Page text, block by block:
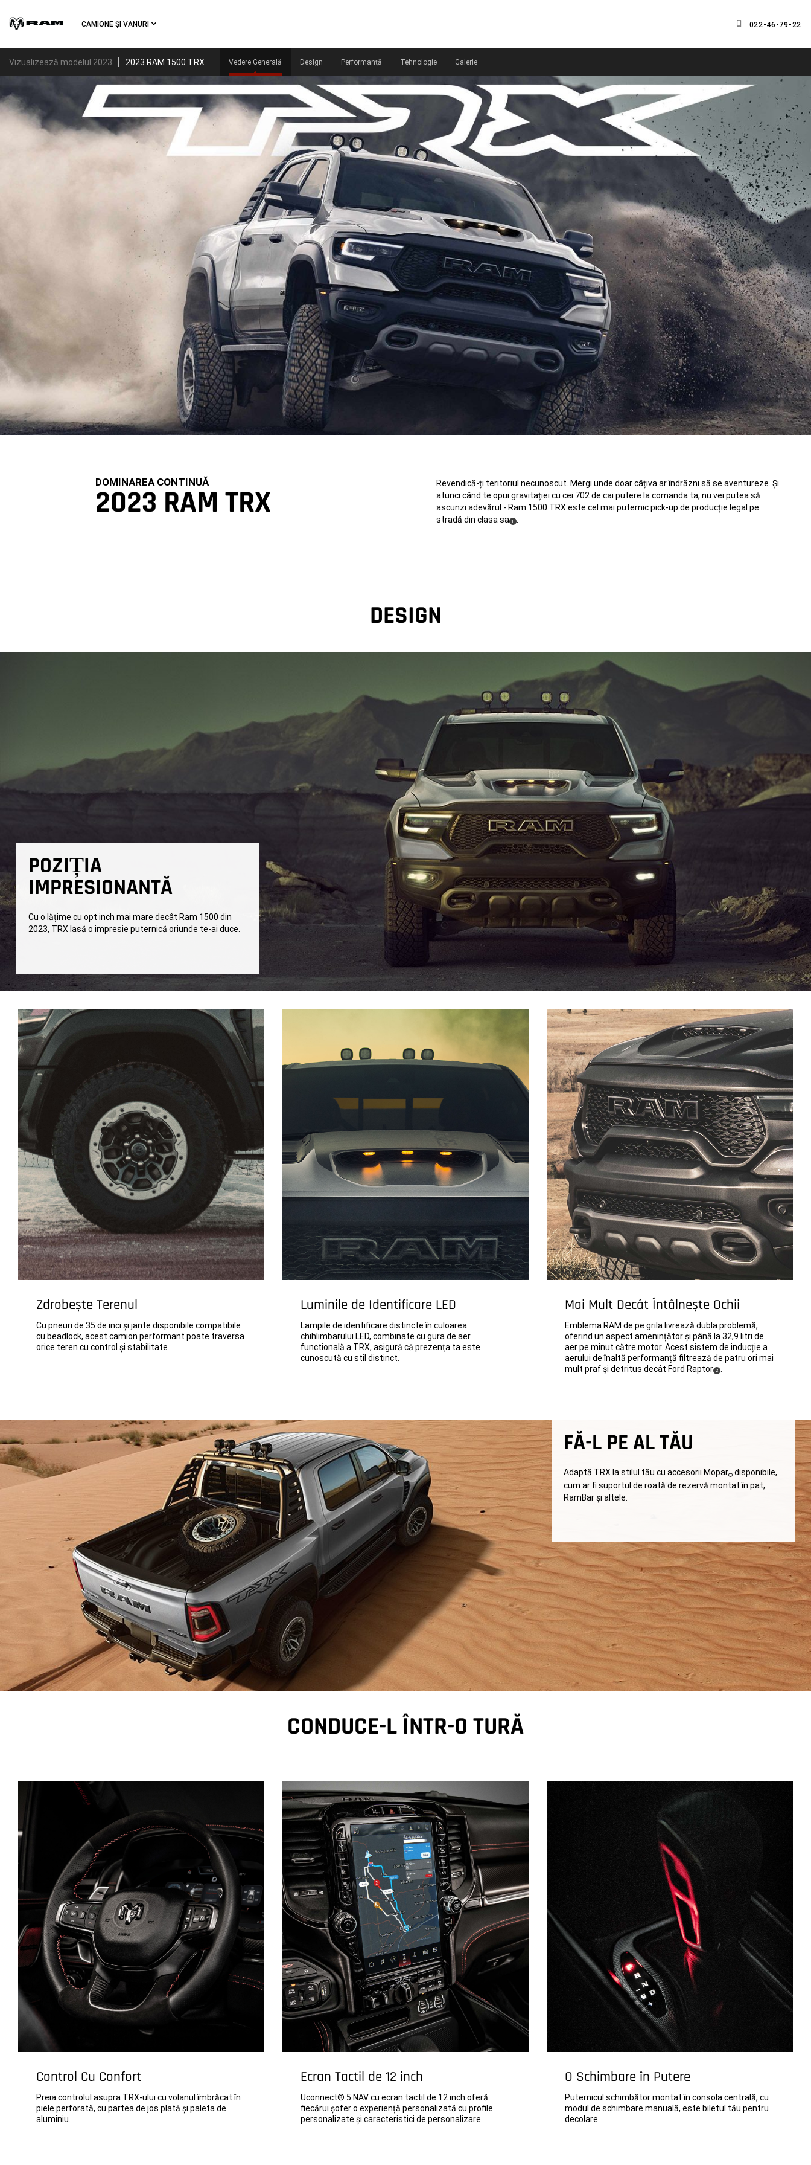
Main
CAMIONE ȘI VANURI 022-46-79-22
Vizualizează modelul 2023 2023 RAM 1500 TRX Vedere Generală Design Performanță Tehnologie Galerie
Skip To
Navigation
DOMINAREA CONTINUĂ
2023 RAM TRX
Revendică-ți teritoriul necunoscut. Mergi unde doar câțiva ar îndrăzni să se aventureze. Și
atunci când te opui gravitației cu cei 702 de cai putere la comanda ta, nu vei putea să
ascunzi adevărul - Ram 1500 TRX este cel mai puternic pick-up de producție legal pe
stradă din clasa sa (1 ) .
DESIGN
POZIȚIA
IMPRESIONANTĂ
Cu o lățime cu opt inch mai mare decât Ram 1500 din
2023, TRX lasă o impresie puternică oriunde te-ai duce.
Zdrobește Terenul
Cu pneuri de 35 de inci și jante disponibile compatibile
cu beadlock, acest camion performant poate traversa
orice teren cu control și stabilitate.
Luminile de Identificare LED
Lampile de identificare distincte în culoarea
chihlimbarului LED, combinate cu gura de aer
functională a TRX, asigură că prezența ta este
cunoscută cu stil distinct.
Mai Mult Decât Întâlnește Ochii
Emblema RAM de pe grila livrează dubla problemă,
oferind un aspect amenințător și până la 32,9 litri de
aer pe minut către motor. Acest sistem de inducție a
aerului de înaltă performanță filtrează de patru ori mai
mult praf și detritus decât Ford Raptor ( Disclosure
2)
FĂ-L PE AL TĂU
Adaptă TRX la stilul tău cu accesorii Mopar®disponibile,
cum ar fi suportul de roată de rezervă montat în pat,
RamBar și altele.
CONDUCE-L ÎNTR-O TURĂ
Control Cu Confort
Preia controlul asupra TRX-ului cu volanul îmbrăcat în
piele perforată, cu partea de jos plată și paleta de
aluminiu.
Ecran Tactil de 12 inch
Uconnect® 5 NAV cu ecran tactil de 12 inch oferă
fiecărui șofer o experiență personalizată cu profile
personalizate și caracteristici de personalizare.
O Schimbare în Putere
Puternicul schimbător montat în consola centrală, cu
modul de schimbare manuală, este biletul tău pentru
decolare.